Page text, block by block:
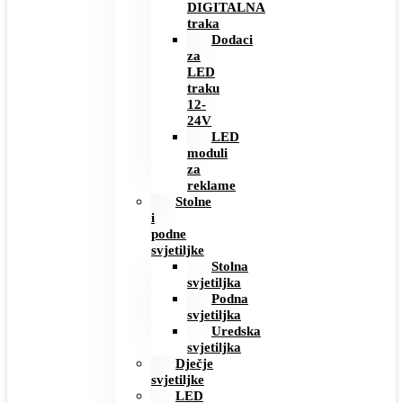
DIGITALNA
traka
Dodaci
za
LED
traku
12-
24V
LED
moduli
za
reklame
Stolne
i
podne
svjetiljke
Stolna
svjetiljka
Podna
svjetiljka
Uredska
svjetiljka
Dječje
svjetiljke
LED